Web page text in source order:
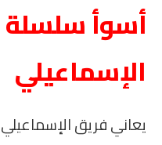
أسوأ سلسلة
الإسماعيلي
يعاني فريق الإسماعيلي